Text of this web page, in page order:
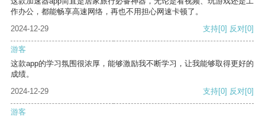
作办公，都能畅享高速网络，再也不用担心网速卡顿了。
2024-12-29
支持[0] 反对[0]
游客
这款app的学习氛围很浓厚，能够激励我不断学习，让我能够取得更好的
成绩。
2024-12-29
支持[0] 反对[0]
游客